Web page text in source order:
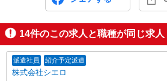
14件のこの求人と職種が同じ求人
派遣社員 紹介予定派遣
株式会社シエロ